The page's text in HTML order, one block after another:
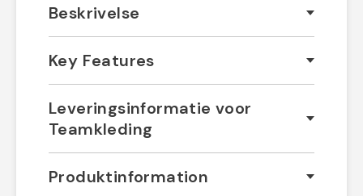
Beskrivelse
Key Features
Leveringsinformatie voor
Teamkleding
Produktinformation